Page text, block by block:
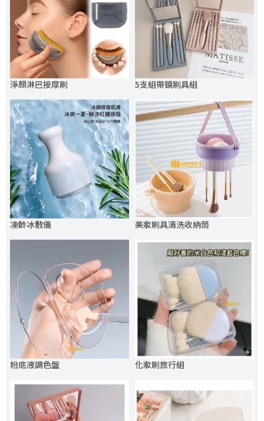
淨顏淋巴按摩刷 5支組帶鏡刷具組
凍齡冰敷儀 美妝刷具清洗收納筒
粉底液調色盤 化妝刷旅行組